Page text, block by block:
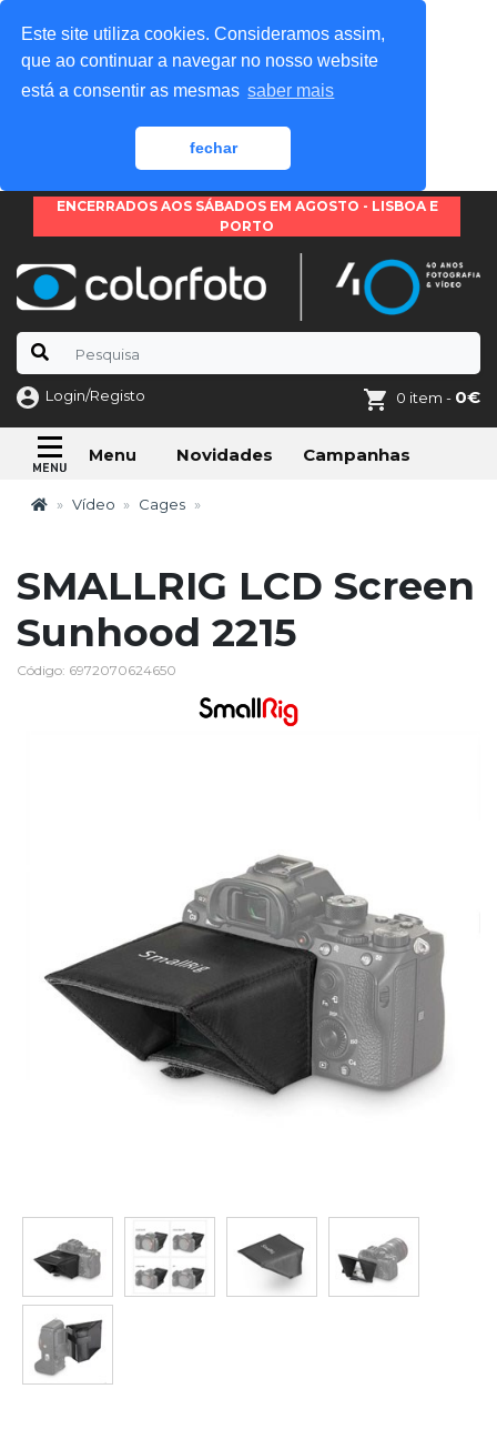
Este site utiliza cookies. Consideramos assim,
que ao continuar a navegar no nosso website
está a consentir as mesmas saber mais
fechar
ENCERRADOS AOS SÁBADOS EM AGOSTO - LISBOA E
PORTO
Login/Registo 0 item - 0€
Menu Novidades Campanhas
Vídeo Cages
SMALLRIG LCD Screen
Sunhood 2215
Código: 6972070624650